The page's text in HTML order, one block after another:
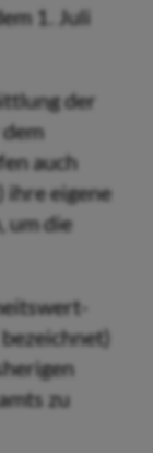
1. Juli
der
auch
ihre eigene
um die
zu